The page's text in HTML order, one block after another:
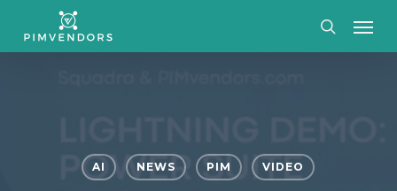
AI NEWS PIM VIDEO